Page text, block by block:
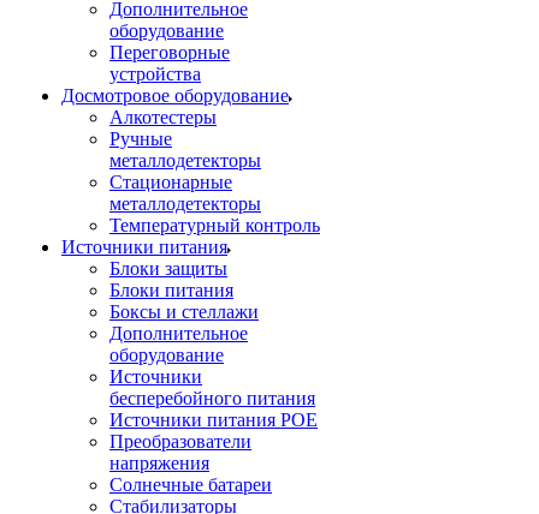
Дополнительное
оборудование
Переговорные
устройства
Досмотровое оборудование
Алкотестеры
Ручные
металлодетекторы
Стационарные
металлодетекторы
Температурный контроль
Источники питания
Блоки защиты
Блоки питания
Боксы и стеллажи
Дополнительное
оборудование
Источники
бесперебойного питания
Источники питания POE
Преобразователи
напряжения
Солнечные батареи
Стабилизаторы